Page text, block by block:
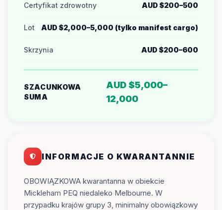
Certyfikat zdrowotny AUD $200–500
Lot AUD $2,000–5,000 (tylko manifest cargo)
Skrzynia AUD $200–600
SZACUNKOWA
SUMA
AUD $5,000–
12,000
INFORMACJE O KWARANTANNIE
OBOWIĄZKOWA kwarantanna w obiekcie
Mickleham PEQ niedaleko Melbourne. W
przypadku krajów grupy 3, minimalny obowiązkowy